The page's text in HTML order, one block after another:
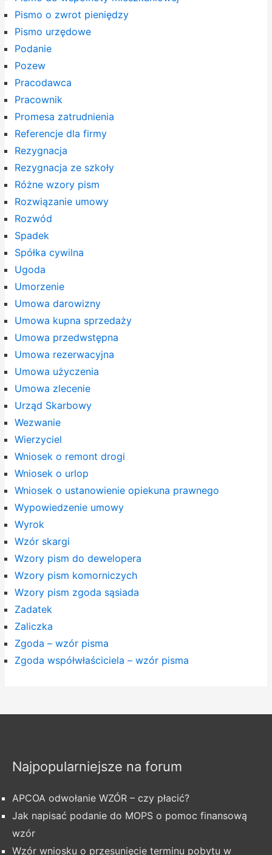
Pismo o zwrot pieniędzy
Pismo urzędowe
Podanie
Pozew
Pracodawca
Pracownik
Promesa zatrudnienia
Referencje dla firmy
Rezygnacja
Rezygnacja ze szkoły
Różne wzory pism
Rozwiązanie umowy
Rozwód
Spadek
Spółka cywilna
Ugoda
Umorzenie
Umowa darowizny
Umowa kupna sprzedaży
Umowa przedwstępna
Umowa rezerwacyjna
Umowa użyczenia
Umowa zlecenie
Urząd Skarbowy
Wezwanie
Wierzyciel
Wniosek o remont drogi
Wniosek o urlop
Wniosek o ustanowienie opiekuna prawnego
Wypowiedzenie umowy
Wyrok
Wzór skargi
Wzory pism do dewelopera
Wzory pism komorniczych
Wzory pism zgoda sąsiada
Zadatek
Zaliczka
Zgoda – wzór pisma
Zgoda współwłaściciela – wzór pisma
Najpopularniejsze na forum
APCOA odwołanie WZÓR – czy płacić?
Jak napisać podanie do MOPS o pomoc finansową
wzór
Wzór wniosku o przesunięcie terminu pobytu w